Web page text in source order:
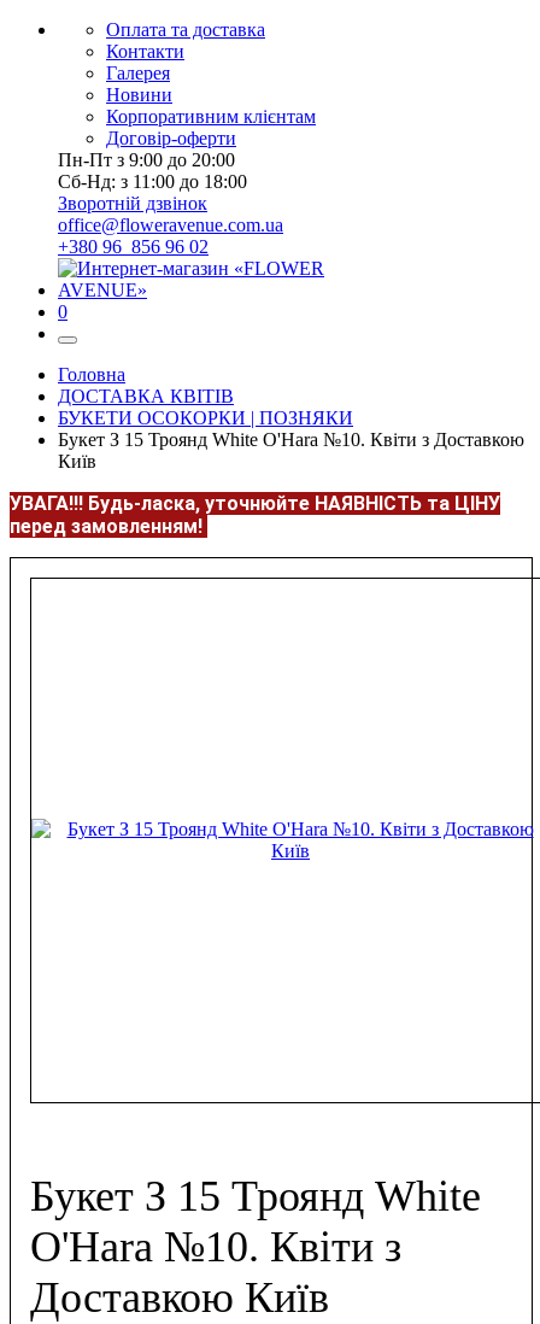
Оплата та доставка
Контакти
Галерея
Новини
Корпоративним клієнтам
Договір-оферти
Пн-Пт з 9:00 до 20:00
Сб-Нд: з 11:00 до 18:00
Зворотній дзвінок
office@floweravenue.com.ua
+380 96 856 96 02
0
Головна
ДОСТАВКА КВІТІВ
БУКЕТИ ОСОКОРКИ | ПОЗНЯКИ
Букет З 15 Троянд White O'Hara №10. Квіти з Доставкою
Київ
УВАГА!!! Будь-ласка, уточнюйте НАЯВНІСТЬ та ЦІНУ
перед замовленням!
Букет З 15 Троянд White
O'Hara №10. Квіти з
Доставкою Київ